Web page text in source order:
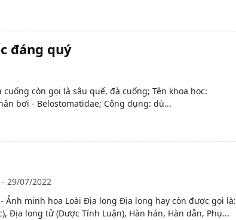
đáng quý
cuống còn gọi là sâu quế, đà cuống; Tên khoa học:
bơi - Belostomatidae; Công dụng: dù...
- 29/07/2022
Ảnh minh họa Loài Địa long Địa long hay còn được gọi là:
Địa long tử (Dược Tính Luận), Hàn hán, Hàn dẫn, Phụ...